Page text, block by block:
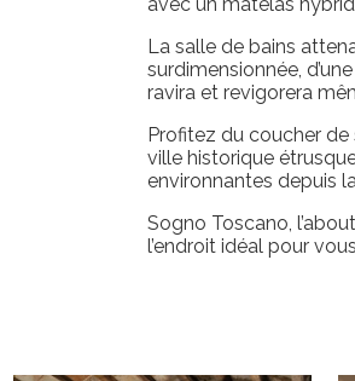
avec un matelas
La salle de bains
surdimensionnée,
ravira et revigorera
Profitez du coucher de
ville historique
environnantes depuis
Sogno Toscano,
l’endroit idéal pour